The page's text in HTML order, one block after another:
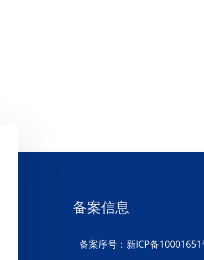
备案信息
备案序号：新ICP备10001651